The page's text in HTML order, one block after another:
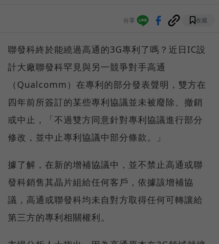
分享 收藏
聯發科終於能繞過高通的3G專利了嗎？近日IC設
計大廠聯發科罕見與另一競爭對手高通
（Qualcomm）在專利的部分發表聲明，雙方在
四年前所簽訂的某些專利協議並未被廢除、撤銷
或中止，「不過雙方同意針對專利協議進行部分
修改，並中止專利協議中部分條款。」
據了解，在新的增補協議中，並不禁止高通或聯
發科銷售其晶片組給任何客戶，依據該增補協
議，高通或聯發科均未自對方取得任何可轉讓給
第三方的專利相關權利。